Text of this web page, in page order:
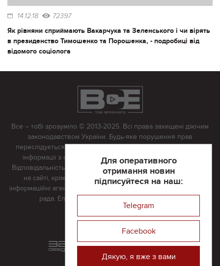
14.12.18 72397
Як рівняни сприймають Вакарчука та Зеленського і чи вірять
в президенство Тимошенко та Порошенка, - подробиці від
відомого соціолога
Для оперативного
отримання новин
підписуйтеся на наш:
Telegram
Facebook
Дякую, я вже з вами
Все – тобі зрозуміло © 2013-2025. Всі права захищені діючим
законодавством України. Будь-яке порушення прав
переслідується в судовому порядку. Будь-яке відтворення
інформації з сайту тільки з письмово дозволу редакції.
Відповідальність за достовірність усіх матеріалів, розміщених
на сайті, крім матеріалів, які містять посилання на інші
інформаційні агентства або інтернет-видання, несе редакційна
рада. Електронна пошта:
Реклама на сайті
Розроблений та підтримується